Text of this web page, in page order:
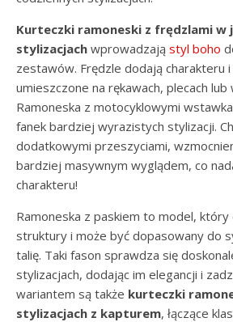
Kurteczki ramoneski z frędzlami w
stylizacjach wprowadzają styl boho
zestawów. Frędzle dodają charakteru i
umieszczone na rękawach, plecach lub
Ramoneska z motocyklowymi
fanek bardziej wyrazistych stylizacji.
dodatkowymi przeszyciami,
bardziej masywnym wyglądem, co
charakteru!
Ramoneska z paskiem to model,
struktury i może być dopasowany do
talię. Taki fason sprawdza się
stylizacjach, dodając im elegancji i
wariantem są także kurteczki
stylizacjach z kapturem, łączące